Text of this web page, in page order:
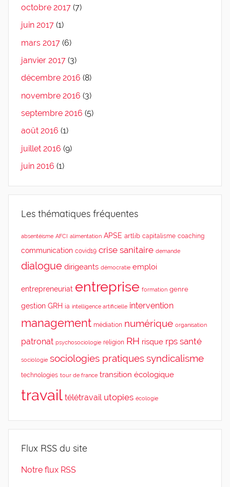
octobre 2017 (7)
juin 2017 (1)
mars 2017 (6)
janvier 2017 (3)
décembre 2016 (8)
novembre 2016 (3)
septembre 2016 (5)
août 2016 (1)
juillet 2016 (9)
juin 2016 (1)
Les thématiques fréquentes
absentéisme AFCI alimentation APSE artlib capitalisme coaching
communication covid19 crise sanitaire demande
dialogue dirigeants démocratie emploi
entrepreneuriat entreprise formation genre
gestion GRH ia intelligence artificielle intervention
management médiation numérique organisation
patronat psychosociologie religion RH risque rps santé
sociologie sociologies pratiquessyndicalisme
technologies tour de france transition écologique
travail télétravail utopies écologie
Flux RSS du site
Notre flux RSS